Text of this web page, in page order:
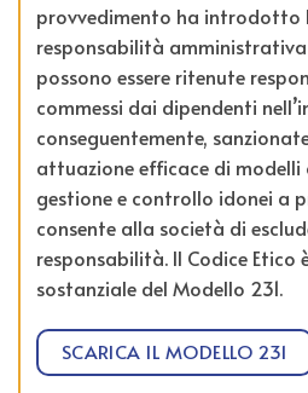
provvedimento ha introdotto
responsabilità amministrativa
possono essere ritenute
commessi dai dipendenti
conseguentemente,
attuazione efficace di modelli
gestione e controllo idonei a
consente alla società di
responsabilità. Il Codice
sostanziale del Modello 231.
SCARICA IL MODELLO 231